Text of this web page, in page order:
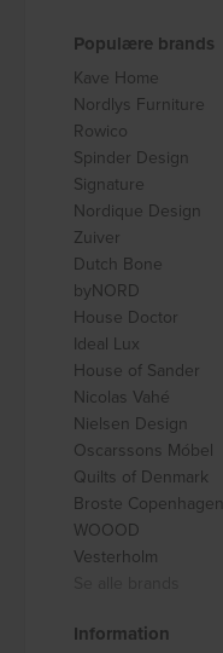
Populære brands
Kave Home
Nordlys Furniture
Rowico
Spinder Design
Signature
Nordique Design
Zuiver
Dutch Bone
byNORD
House Doctor
Ideal Lux
House of Sander
Nicolas Vahé
Nielsen Design
Oscarssons Móbel
Quilts of Denmark
Broste Copenhagen
WOOOD
Vesterholm
Information